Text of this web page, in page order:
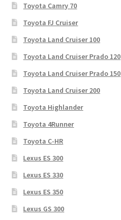
Toyota Camry 70
Toyota FJ Cruiser
Toyota Land Cruiser 100
Toyota Land Cruiser Prado 120
Toyota Land Cruiser Prado 150
Toyota Land Cruiser 200
Toyota Highlander
Toyota 4Runner
Toyota C-HR
Lexus ES 300
Lexus ES 330
Lexus ES 350
Lexus GS 300